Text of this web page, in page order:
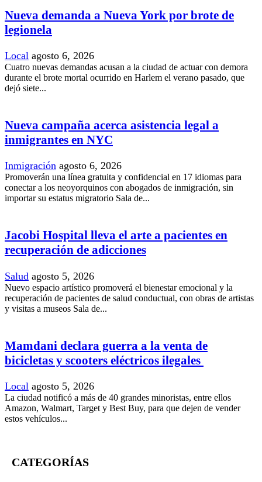
Nueva demanda a Nueva York por brote de
legionela
Local agosto 6, 2026
Cuatro nuevas demandas acusan a la ciudad de actuar con demora
durante el brote mortal ocurrido en Harlem el verano pasado, que
dejó siete...
Nueva campaña acerca asistencia legal a
inmigrantes en NYC
Inmigración agosto 6, 2026
Promoverán una línea gratuita y confidencial en 17 idiomas para
conectar a los neoyorquinos con abogados de inmigración, sin
importar su estatus migratorio Sala de...
Jacobi Hospital lleva el arte a pacientes en
recuperación de adicciones
Salud agosto 5, 2026
Nuevo espacio artístico promoverá el bienestar emocional y la
recuperación de pacientes de salud conductual, con obras de artistas
y visitas a museos Sala de...
Mamdani declara guerra a la venta de
bicicletas y scooters eléctricos ilegales
Local agosto 5, 2026
La ciudad notificó a más de 40 grandes minoristas, entre ellos
Amazon, Walmart, Target y Best Buy, para que dejen de vender
estos vehículos...
CATEGORÍAS